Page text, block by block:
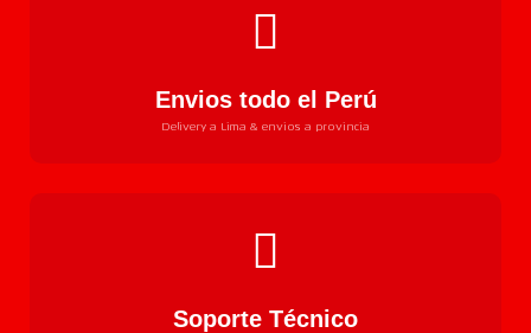
Envios todo el Perú
Delivery a Lima & envios a provincia
Soporte Técnico